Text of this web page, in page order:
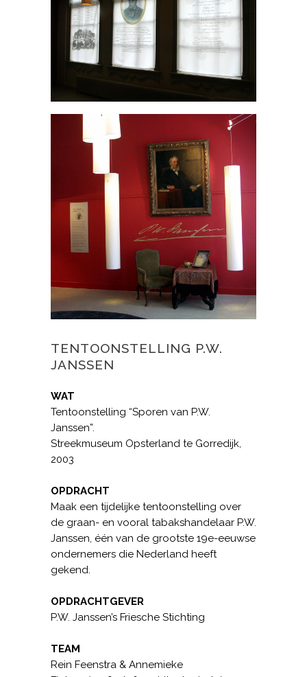
TENTOONSTELLING P.W.
JANSSEN
WAT
Tentoonstelling “Sporen van P.W.
Janssen”.
Streekmuseum Opsterland te Gorredijk,
2003
OPDRACHT
Maak een tijdelijke tentoonstelling over
de graan- en vooral tabakshandelaar P.W.
Janssen, één van de grootste 19e-eeuwse
ondernemers die Nederland heeft
gekend.
OPDRACHTGEVER
P.W. Janssen’s Friesche Stichting
TEAM
Rein Feenstra & Annemieke